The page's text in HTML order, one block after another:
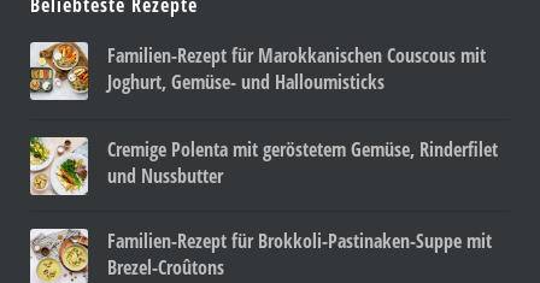
Familien-Rezept für Marokkanischen Couscous mit
Joghurt, Gemüse- und Halloumisticks
Cremige Polenta mit geröstetem Gemüse, Rinderfilet
und Nussbutter
Familien-Rezept für Brokkoli-Pastinaken-Suppe mit
Brezel-Croûtons